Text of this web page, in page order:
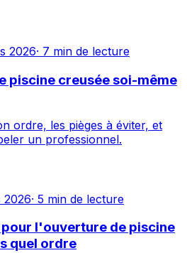
2026· 7 min de lecture
piscine creusée soi-même
ordre, les pièges à éviter, et
un professionnel.
2026· 5 min de lecture
l'ouverture de piscine
quel ordre